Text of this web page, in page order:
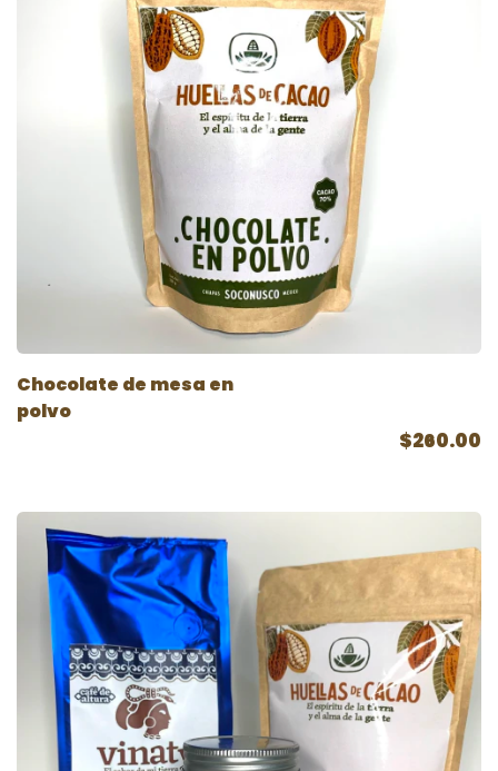
Chocolate de mesa en
polvo
$260.00